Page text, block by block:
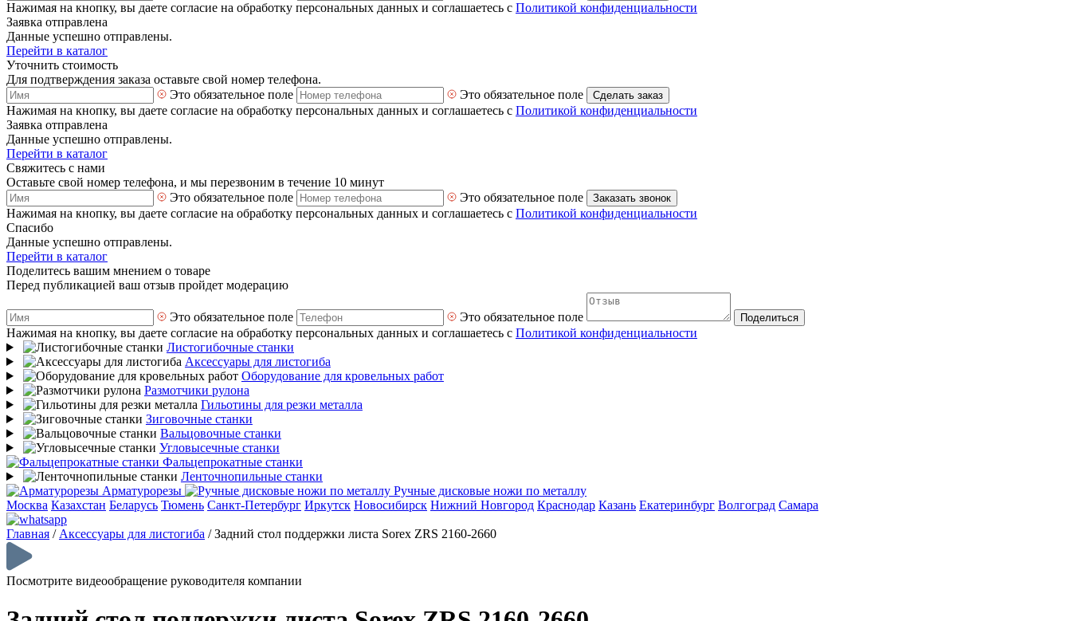
Нажимая на кнопку, вы даете согласие на обработку персональных данных и соглашаетесь с Политикой конфиденциальности
Заявка отправлена
Данные успешно отправлены.
Перейти в каталог
Уточнить стоимость
Для подтверждения заказа оставьте свой номер телефона.
Это обязательное поле
Это обязательное поле Сделать заказ
Нажимая на кнопку, вы даете согласие на обработку персональных данных и соглашаетесь с Политикой конфиденциальности
Заявка отправлена
Данные успешно отправлены.
Перейти в каталог
Свяжитесь с нами
Оставьте свой номер телефона, и мы перезвоним в течение 10 минут
Это обязательное поле
Это обязательное поле Заказать звонок
Нажимая на кнопку, вы даете согласие на обработку персональных данных и соглашаетесь с Политикой конфиденциальности
Спасибо
Данные успешно отправлены.
Перейти в каталог
Поделитесь вашим мнением о товаре
Перед публикацией ваш отзыв пройдет модерацию
Это обязательное поле Это обязательное поле Поделиться
Нажимая на кнопку, вы даете согласие на обработку персональных данных и соглашаетесь с Политикой конфиденциальности
Листогибочные станки
Аксессуары для листогиба
Оборудование для кровельных работ
Размотчики рулона
Гильотины для резки металла
Зиговочные станки
Вальцовочные станки
Угловысечные станки
Фальцепрокатные станки
Ленточнопильные станки
Арматурорезы
Ручные дисковые ножи по металлу
Москва Казахстан Беларусь Тюмень Санкт-Петербург Иркутск Новосибирск Нижний Новгород Краснодар Казань Екатеринбург Волгоград Самара
Главная / Аксессуары для листогиба /Задний стол поддержки листа Sorex ZRS 2160-2660
Посмотрите видеообращение руководителя компании